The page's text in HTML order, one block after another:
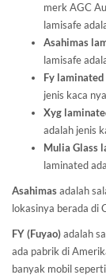
merk AGC
lamisafe
Asahimas
lamisafe
Fy laminated
jenis kaca
Xyg
adalah jenis
Mulia Glass
laminated
Asahimasadalah
lokasinya berada di
FY (Fuyao)adalah
ada pabrik di
banyak mobil